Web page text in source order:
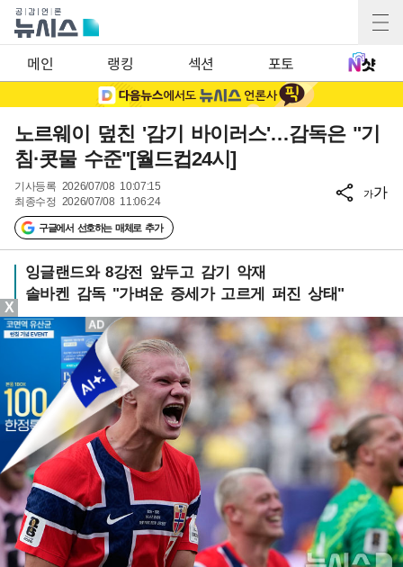
메인 랭킹 섹션 포토
노르웨이 덮친 '감기 바이러스'…감독은 "기
침·콧물 수준"[월드컵24시]
기사등록 2026/07/08 10:07:15
최종수정 2026/07/08 11:06:24
구글에서 선호하는 매체로 추가
가가
잉글랜드와 8강전 앞두고 감기 악재
솔바켄 감독 "가벼운 증세가 고르게 퍼진 상태"
X